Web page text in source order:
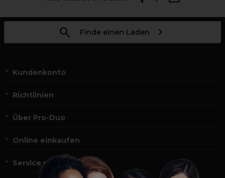
Finde einen Laden
Kundenkonto
Richtlinien
Über Pro-Duo
Online einkaufen
Service und Kontakt